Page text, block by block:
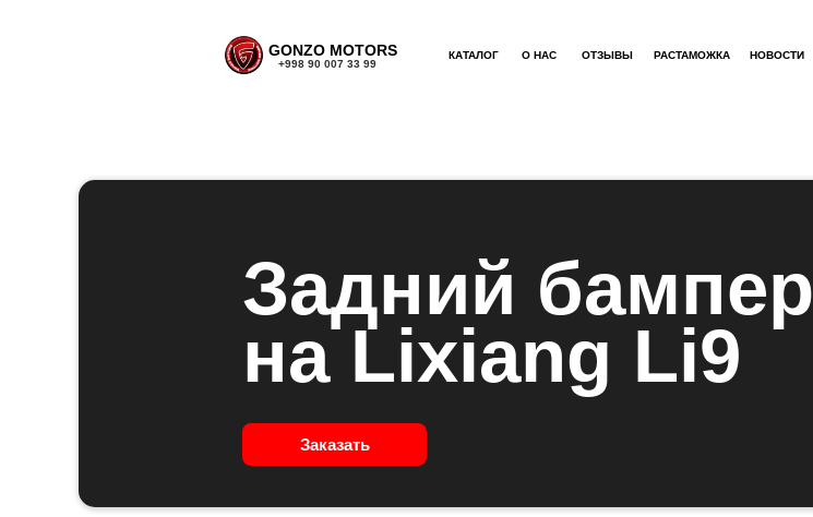
GONZO MOTORS КАТАЛОГ О НАС ОТЗЫВЫ РАСТАМОЖКА НОВОСТИ
+998 90 007 33 99
Задний бампер
на Lixiang Li9
Заказать